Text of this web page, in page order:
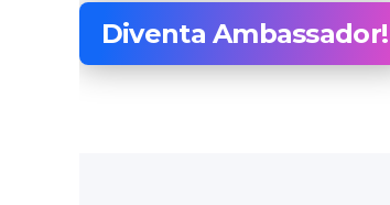
Diventa Ambassador!